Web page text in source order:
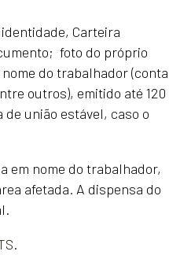
Carteira
foto do próprio
do trabalhador (conta
outros), emitido até 120
união estável, caso o
em nome do trabalhador,
afetada. A dispensa do
.